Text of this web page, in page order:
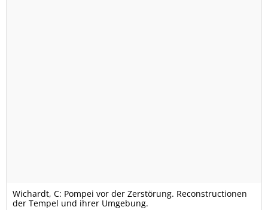
Wichardt, C: Pompei vor der Zerstörung. Reconstructionen
der Tempel und ihrer Umgebung.